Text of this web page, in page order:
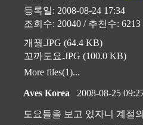
등록일: 2008-08-24 17:34
조회수: 20040 / 추천수: 6213
개꿩.JPG (64.4 KB)
꼬까도요.JPG (100.0 KB)
More files(1)...
Aves Korea 2008-08-25
도요들을 보고 있자니 계절